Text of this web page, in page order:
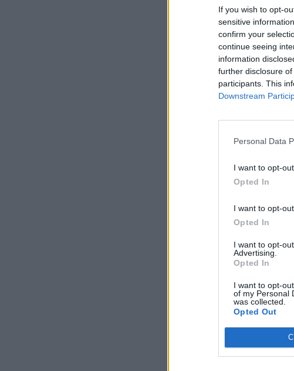
If you wish to opt-
sensitive
confirm your
continue seeing
information
further disclosure
participants. This
Downstream
Personal Data
I want to opt-
Opted In
I want to opt-
Opted In
I want to opt-
Advertising.
Opted In
I want to opt-
of my Personal
was collected.
Opted Out